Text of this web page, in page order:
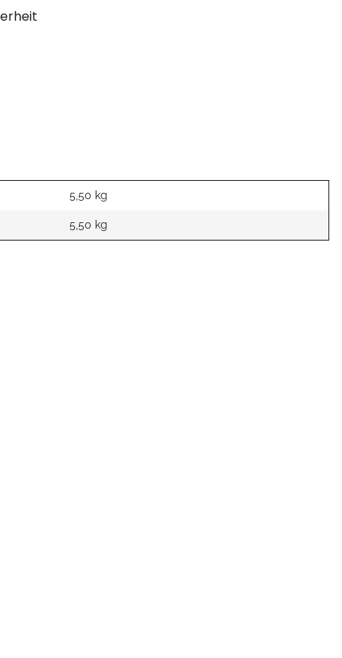
5,50 kg
5,50 kg